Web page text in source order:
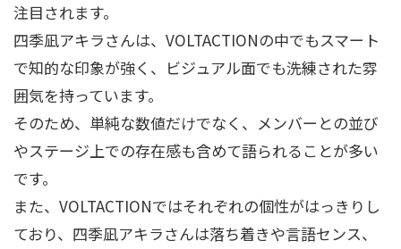
注目されます。
四季凪アキラさんは、VOLTACTIONの中でもスマート
で知的な印象が強く、ビジュアル面でも洗練された雰
囲気を持っています。
そのため、単純な数値だけでなく、メンバーとの並び
やステージ上での存在感も含めて語られることが多い
です。
また、VOLTACTIONではそれぞれの個性がはっきりし
ており、四季凪アキラさんは落ち着きや言語センス、